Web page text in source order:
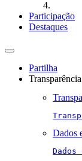
Participação
Destaques
Toggle
navigationPartilha
Transparência
Dados